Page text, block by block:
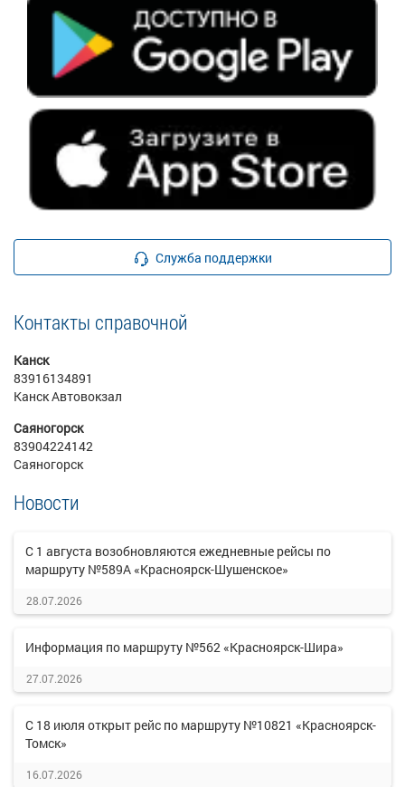
Служба поддержки
Контакты справочной
Канск
83916134891
Канск Автовокзал
Саяногорск
83904224142
Саяногорск
Новости
С 1 августа возобновляются ежедневные рейсы по
маршруту №589А «Красноярск-Шушенское»
28.07.2026
Информация по маршруту №562 «Красноярск-Шира»
27.07.2026
С 18 июля открыт рейс по маршруту №10821 «Красноярск-
Томск»
16.07.2026